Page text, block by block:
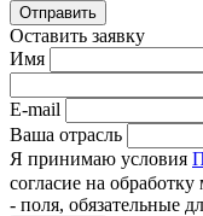
Отправить
Оставить заявку
Имя
E-mail
Ваша отрасль
Я принимаю условия
согласие на
- поля, обязательные